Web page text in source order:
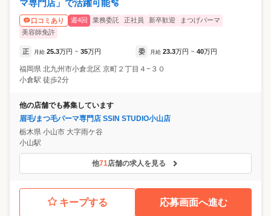
マ専門店」で活躍可能🫧
口コミあり 週4回 業務委託 正社員 新卒歓迎
まつげパーマ
美容師免許
正 月給 25.3万円 ~ 35万円 委 月給 23.3万円 ~ 40万円
福岡県 北九州市小倉北区 京町２丁目４−３０
小倉駅 徒歩2分
他の店舗でも募集しています
眉毛/まつ毛パーマ専門店 SSIN STUDIO小山店
栃木県 小山市 大字雨ケ谷
小山駅
他71店舗の求人を見る
キープする 応募画面へ進む